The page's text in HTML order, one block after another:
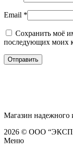
Email *
Сохранить моё
последующих моих
Магазин надежного
2026 © ООО
Меню